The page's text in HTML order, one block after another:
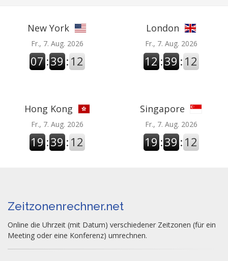
New York
Fr., 7. Aug. 2026
07 :39 : 13
London
Fr., 7. Aug. 2026
12 :39 : 13
Hong Kong
Fr., 7. Aug. 2026
19 :39 : 13
Singapore
Fr., 7. Aug. 2026
19 :39 : 13
Zeitzonenrechner.net
Online die Uhrzeit (mit Datum) verschiedener Zeitzonen (für ein
Meeting oder eine Konferenz) umrechnen.